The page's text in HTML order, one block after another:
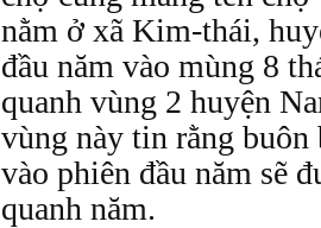
nằm ở xã Kim-thái,
đầu năm vào mùng 8
quanh vùng 2 huyện
vùng này tin rằng
vào phiên đầu năm sẽ
quanh năm.